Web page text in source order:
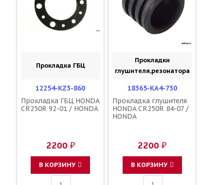
Прокладка ГБЦ
12254-KZ3-860
Прокладка ГБЦ HONDA
CR250R 92-01 / HONDA
2200 ₽
В КОРЗИНУ
Прокладки
глушителя,резонатора
18365-KA4-730
Прокладка глушителя
HONDA CR250R 84-07 /
HONDA
2200 ₽
В КОРЗИНУ